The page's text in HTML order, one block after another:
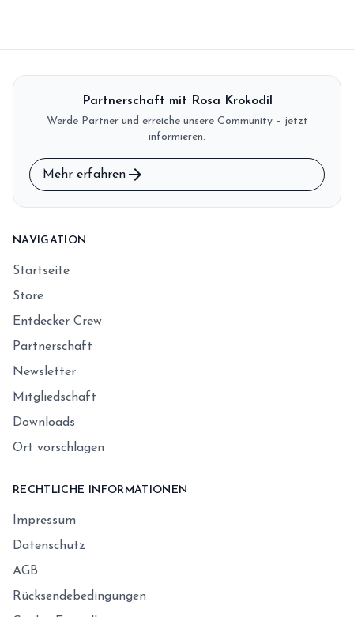
Partnerschaft mit Rosa Krokodil
Werde Partner und erreiche unsere Community – jetzt
informieren.
Mehr erfahren arrow_forward
NAVIGATION
Startseite
Store
Entdecker Crew
Partnerschaft
Newsletter
Mitgliedschaft
Downloads
Ort vorschlagen
RECHTLICHE INFORMATIONEN
Impressum
Datenschutz
AGB
Rücksendebedingungen